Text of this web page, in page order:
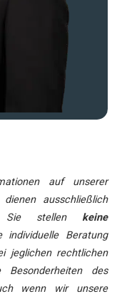
auf unserer
ausschließlich
Sie stellen keine
Beratung
jeglichen rechtlichen
Besonderheiten des
wenn wir unsere